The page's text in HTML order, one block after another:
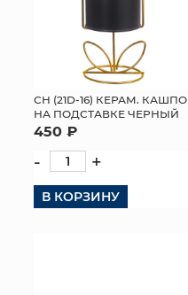
СН (21D-16) КЕРАМ. КАШПО
НА ПОДСТАВКЕ ЧЕРНЫЙ
450 ₽
- +
В КОРЗИНУ